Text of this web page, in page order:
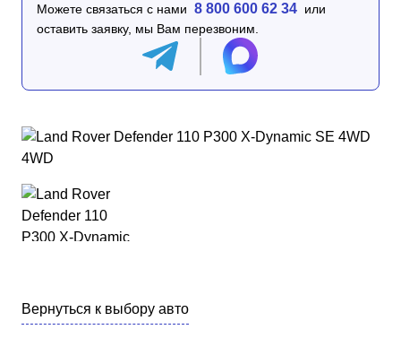
Можете связаться с нами 8 800 600 62 34 или
оставить заявку, мы Вам перезвоним.
Вернуться к выбору авто